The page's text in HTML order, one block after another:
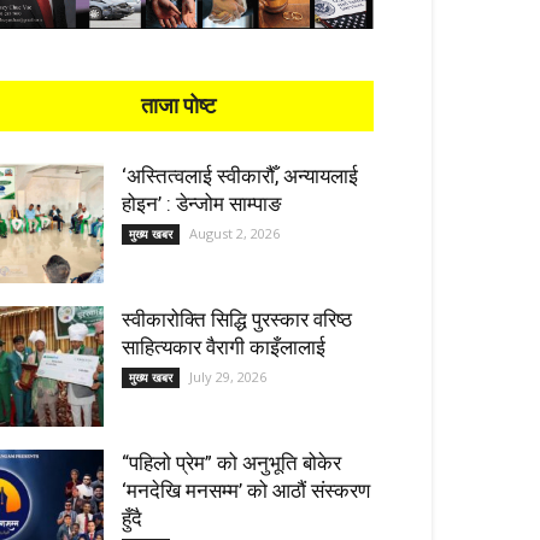
ताजा पोष्ट
‘अस्तित्वलाई स्वीकारौँ, अन्यायलाई
होइन’ : डेन्जोम साम्पाङ
मुख्य खबर August 2, 2026
स्वीकारोक्ति सिद्धि पुरस्कार वरिष्ठ
साहित्यकार वैरागी काइँलालाई
मुख्य खबर July 29, 2026
“पहिलो प्रेम” को अनुभूति बोकेर
‘मनदेखि मनसम्म’ को आठौं संस्करण
हुँदै